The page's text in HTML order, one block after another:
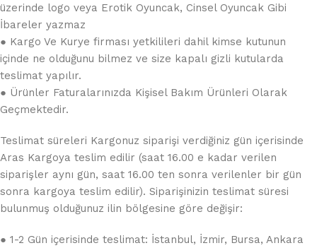
üzerinde logo veya Erotik Oyuncak, Cinsel Oyuncak Gibi
İbareler yazmaz
● Kargo Ve Kurye firması yetkilileri dahil kimse kutunun
içinde ne olduğunu bilmez ve size kapalı gizli kutularda
teslimat yapılır.
● Ürünler Faturalarınızda Kişisel Bakım Ürünleri Olarak
Geçmektedir.
Teslimat süreleri Kargonuz siparişi verdiğiniz gün içerisinde
Aras Kargoya teslim edilir (saat 16.00 e kadar verilen
siparişler aynı gün, saat 16.00 ten sonra verilenler bir gün
sonra kargoya teslim edilir). Siparişinizin teslimat süresi
bulunmuş olduğunuz ilin bölgesine göre değişir:
● 1-2 Gün içerisinde teslimat: İstanbul, İzmir, Bursa, Ankara